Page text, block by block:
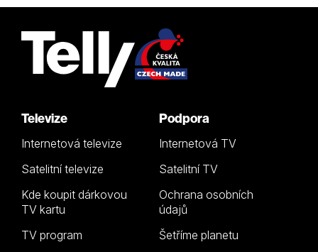
Televize
Internetová televize
Satelitní televize
Kde koupit dárkovou
TV kartu
TV program
Podpora
Internetová TV
Satelitní TV
Ochrana osobních
údajů
Šetříme planetu